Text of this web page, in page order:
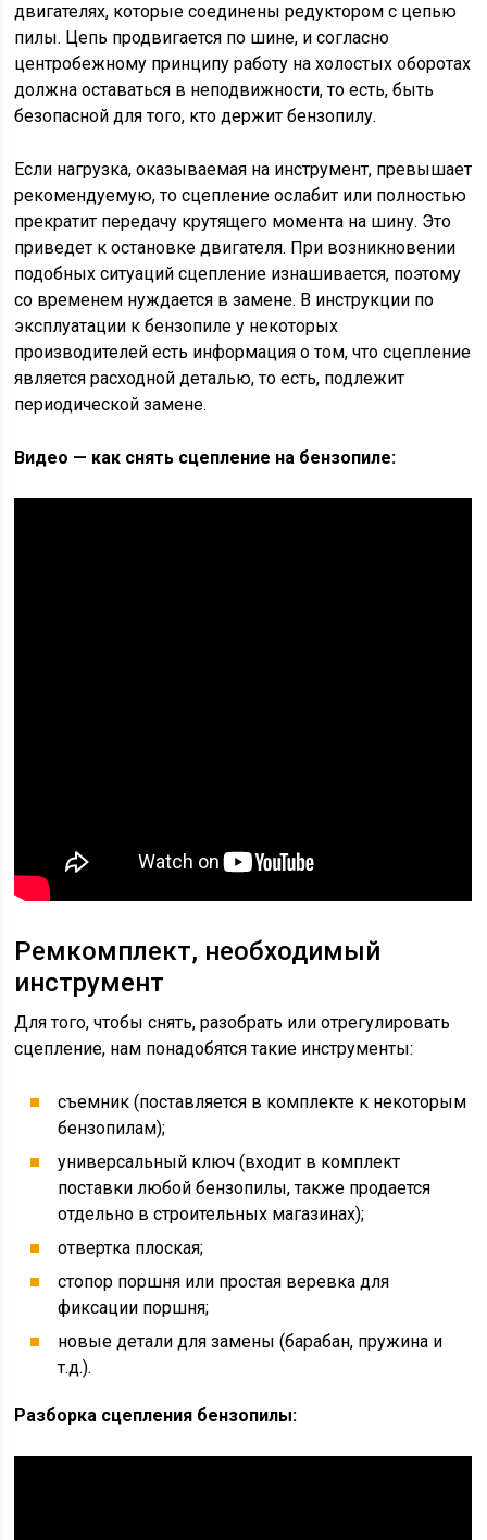
двигателях, которые соединены редуктором с цепью
пилы. Цепь продвигается по шине, и согласно
центробежному принципу работу на холостых оборотах
должна оставаться в неподвижности, то есть, быть
безопасной для того, кто держит бензопилу.
Если нагрузка, оказываемая на инструмент, превышает
рекомендуемую, то сцепление ослабит или полностью
прекратит передачу крутящего момента на шину. Это
приведет к остановке двигателя. При возникновении
подобных ситуаций сцепление изнашивается, поэтому
со временем нуждается в замене. В инструкции по
эксплуатации к бензопиле у некоторых
производителей есть информация о том, что сцепление
является расходной деталью, то есть, подлежит
периодической замене.
Видео — как снять сцепление на бензопиле:
Ремкомплект, необходимый
инструмент
Для того, чтобы снять, разобрать или отрегулировать
сцепление, нам понадобятся такие инструменты:
съемник (поставляется в комплекте к некоторым
бензопилам);
универсальный ключ (входит в комплект
поставки любой бензопилы, также продается
отдельно в строительных магазинах);
отвертка плоская;
стопор поршня или простая веревка для
фиксации поршня;
новые детали для замены (барабан, пружина и
т.д.).
Разборка сцепления бензопилы: